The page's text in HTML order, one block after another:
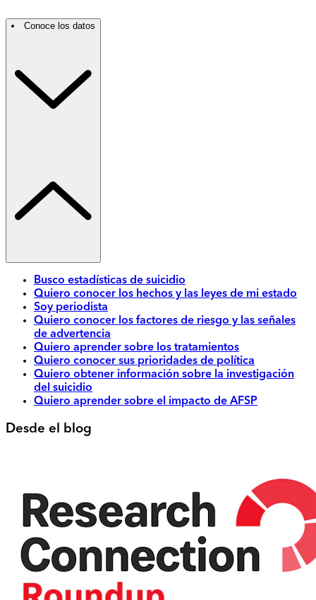
Conoce los datos
Busco estadísticas de suicidio
Quiero conocer los hechos y las leyes de mi estado
Soy periodista
Quiero conocer los factores de riesgo y las señales
de advertencia
Quiero aprender sobre los tratamientos
Quiero conocer sus prioridades de política
Quiero obtener información sobre la investigación
del suicidio
Quiero aprender sobre el impacto de AFSP
Desde el blog